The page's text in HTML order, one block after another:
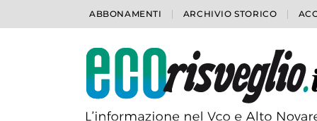
ABBONAMENTI ARCHIVIO STORICO